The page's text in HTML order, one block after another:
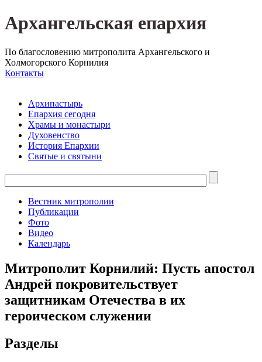
Архангельская епархия
По благословению митрополита Архангельского и
Холмогорского Корнилия
Контакты
Архипастырь
Епархия сегодня
Храмы и монастыри
Духовенство
История Епархии
Святые и святыни
Вестник митрополии
Публикации
Фото
Видео
Календарь
Митрополит Корнилий: Пусть апостол
Андрей покровительствует
защитникам Отечества в их
героическом служении
Разделы